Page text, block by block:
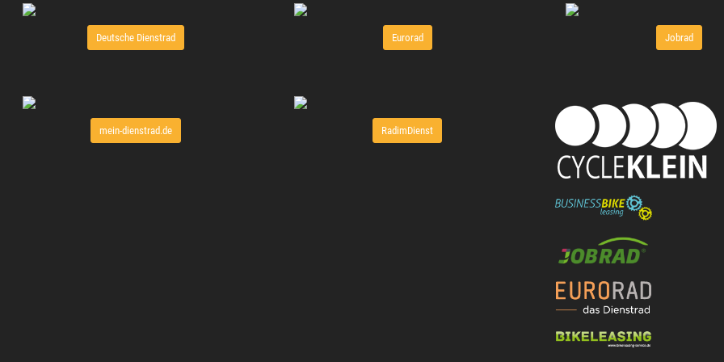
Deutsche Dienstrad Eurorad Jobrad
mein-dienstrad.de RadimDienst